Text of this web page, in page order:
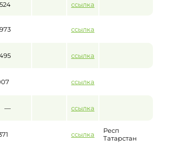
ссылка
ссылка
ссылка
ссылка
— ссылка
ссылка
Респ
Татарстан